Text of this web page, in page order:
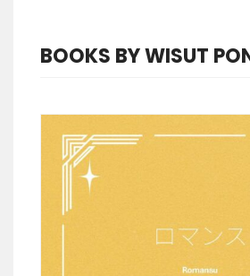
BOOKS BY WISUT